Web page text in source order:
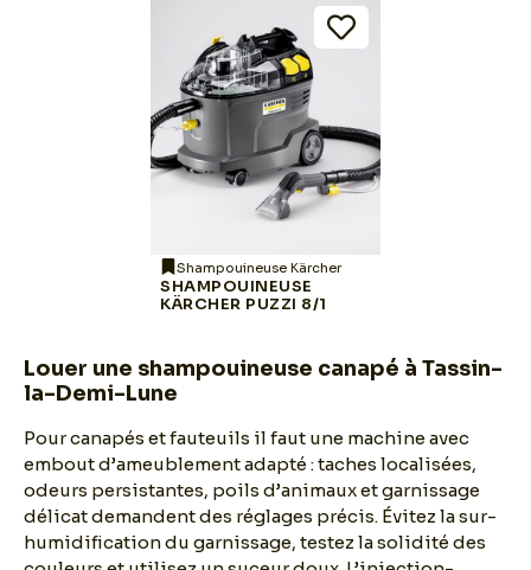
Shampouineuse Kärcher
SHAMPOUINEUSE
KÄRCHER PUZZI 8/1
Louer une shampouineuse canapé à Tassin-
la-Demi-Lune
Pour canapés et fauteuils il faut une machine avec
embout d’ameublement adapté : taches localisées,
odeurs persistantes, poils d’animaux et garnissage
délicat demandent des réglages précis. Évitez la sur-
humidification du garnissage, testez la solidité des